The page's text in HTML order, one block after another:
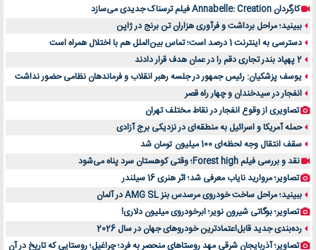
کارگردان Annabelle: Creation فیلم ترسناک جدیدی می‌سازد
ببینید؛ مراحل برداشت و فرآوری هزاران تن برنج در ژاپن
دسترسی به اینترنت 1 درصد است؛ تماس بین‌الملل هم با اختلال همراه است
2 پهپاد بندر تجاری دقم را در عمان هدف قرار دادند
یوسف پزشکیان: رئیس جمهور در جلسه رهبر انقلاب و فرماندهان نظامی حضور نداشت
انفجار در سیدخندان و چهار راه قصر
تصاویری از وقوع انفجار در نقاط مختلف تهران
حمله آمریکا و اسرائیل به منطقه‌ای در نزدیکی برج آزادی
سقف انتقال وجه لحظه‌ای 100 میلیون تومان شد
نقد و بررسی فیلم Forest high؛ وقتی کوهستان سرد پناه می‌شود
تصاویر؛ مروارید نایاب معرفی شد؛ اثر هنری 16 سیلندر
ببینید؛ مراحل ساخت خودروی مرسدس بنز AMG SL در آلمان
تصاویر؛ بوگاتی شیرون نویر؛ ابرخودروی میلیون دلاری!
رده‌بندی جدید قابل‌اعتمادترین خودروهای جهان در سال 2026
تصاویر؛ آذربایجان شرقی مهد روستاهای منحصر به فرد؛ چراغیل؛ روستایی که تاریخ در آن